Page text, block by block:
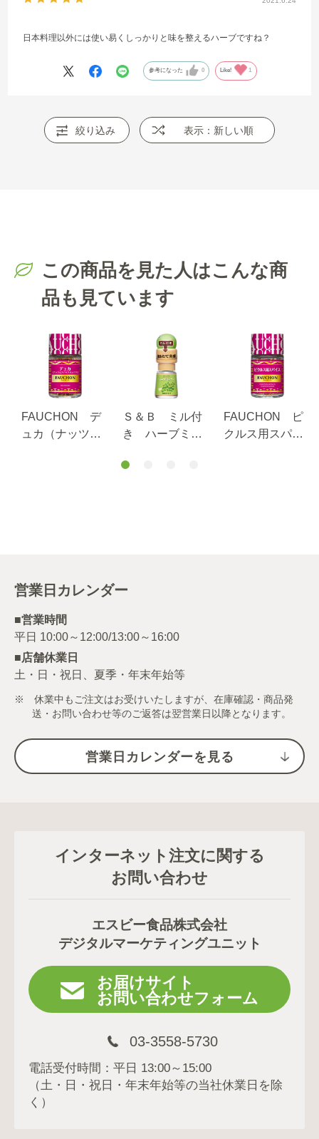
日本料理以外には使い易くしっかりと味を整えるハーブですね？
参考になった 0 Like! 1
絞り込み 表示：新しい順
この商品を見た人はこんな商
品も見ています
FAUCHON デ
ュカ（ナッツと
Ｓ＆Ｂ ミル付
き ハーブミッ
FAUCHON ピ
クルス用スパイ
営業日カレンダー
■営業時間
■店舗休業日
土・日・祝日、夏季・年末年始等
※ 休業中もご注文はお受けいたしますが、在庫確認・商品発
送・お問い合わせ等のご返答は翌営業日以降となります。
営業日カレンダーを見る
インターネット注文に関する
お問い合わせ
エスビー食品株式会社
デジタルマーケティングユニット
お届けサイト
お問い合わせフォーム
03-3558-5730
電話受付時間：平日 13:00～15:00
（土・日・祝日・年末年始等の当社休業日を除
く）